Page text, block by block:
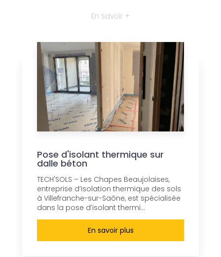
En savoir +
Pose d'isolant thermique sur
dalle béton
TECH'SOLS – Les Chapes Beaujolaises,
entreprise d’isolation thermique des sols
à Villefranche-sur-Saône, est spécialisée
dans la pose d’isolant thermi...
En savoir plus